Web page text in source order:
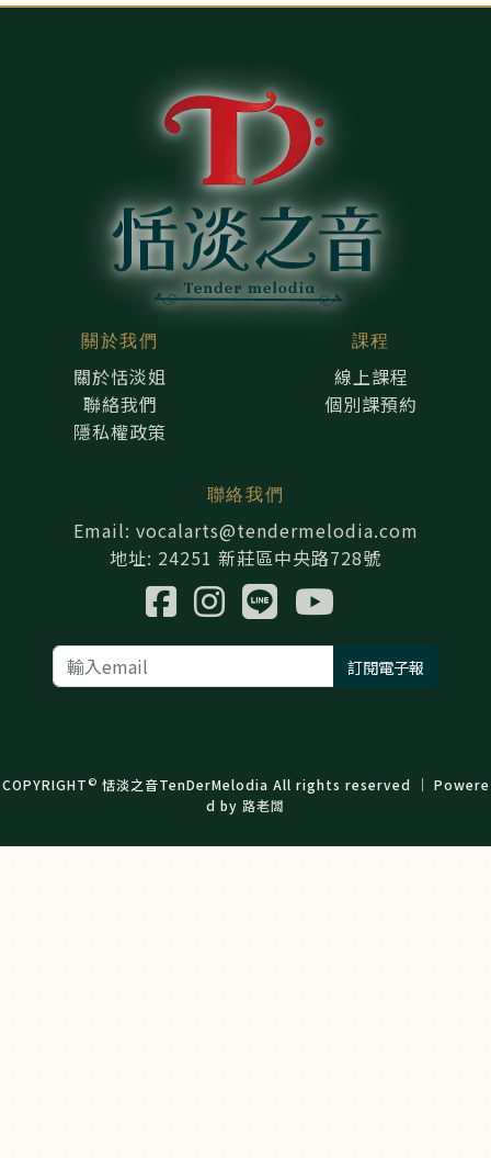
關於我們
關於恬淡姐
聯絡我們
隱私權政策
課程
線上課程
個別課預約
聯絡我們
Email: vocalarts@tendermelodia.com
地址: 24251 新莊區中央路728號
訂閱電子報
COPYRIGHT © 恬淡之音TenDerMelodia All rights reserved ｜ Powere
d by 路老闆